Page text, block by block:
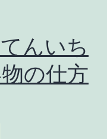
んいち
の仕方